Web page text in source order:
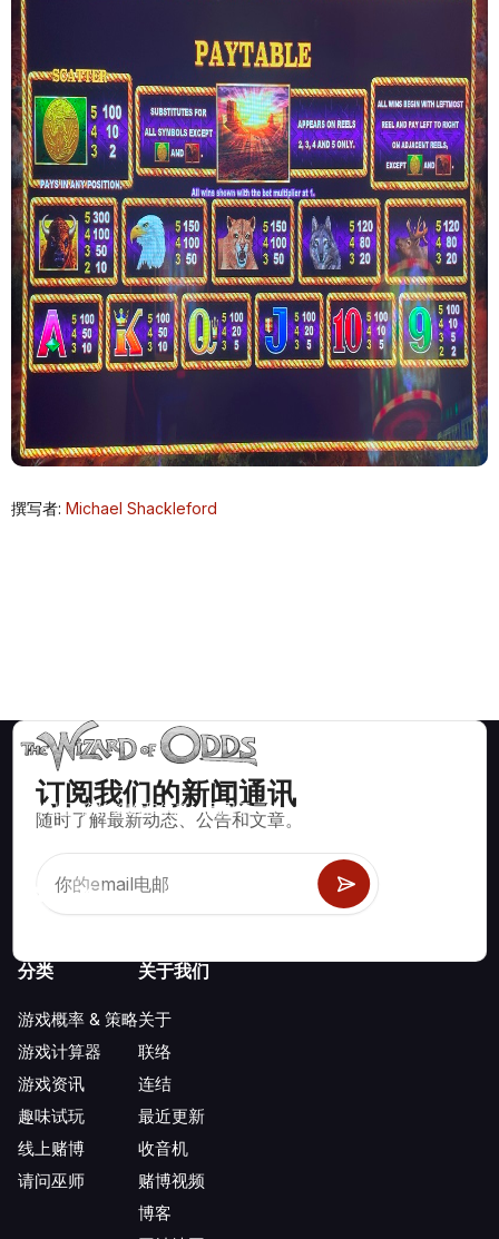
撰写者: Michael Shackleford
订阅我们的新闻通讯
随时了解最新动态、公告和文章。
数学上正确的策略和信息，适用于二十一点、掷骰子、轮盘赌等
数百种可玩的赌场游戏。
分类
游戏概率 & 策略
游戏计算器
游戏资讯
趣味试玩
线上赌博
请问巫师
关于我们
关于
联络
连结
最近更新
收音机
赌博视频
博客